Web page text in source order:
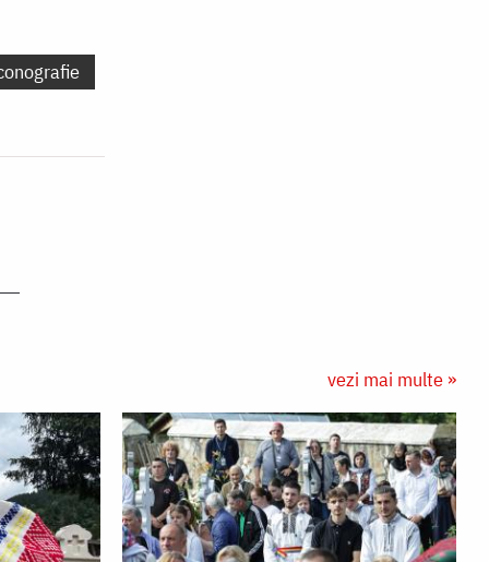
vezi mai multe »